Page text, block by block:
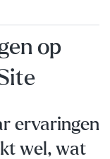
bij
op
ervaringen
wel, wat